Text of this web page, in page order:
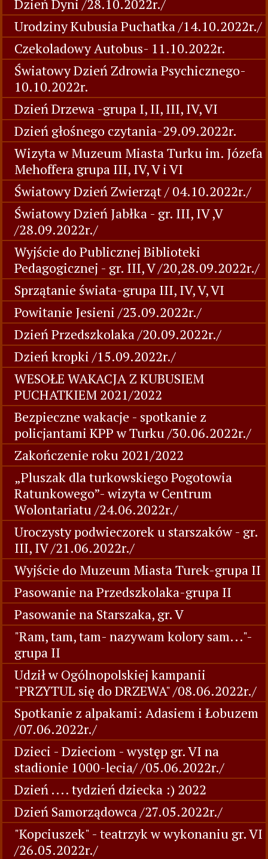
Dzień Dyni /28.10.2022r./
Urodziny Kubusia Puchatka /14.10.2022r./
Czekoladowy Autobus- 11.10.2022r.
Światowy Dzień Zdrowia Psychicznego-
10.10.2022r.
Dzień Drzewa -grupa I, II, III, IV, VI
Dzień głośnego czytania-29.09.2022r.
Wizyta w Muzeum Miasta Turku im. Józefa
Mehoffera grupa III, IV, V i VI
Światowy Dzień Zwierząt / 04.10.2022r./
Światowy Dzień Jabłka - gr. III, IV ,V
/28.09.2022r./
Wyjście do Publicznej Biblioteki
Pedagogicznej - gr. III, V /20,28.09.2022r./
Sprzątanie świata-grupa III, IV, V, VI
Powitanie Jesieni /23.09.2022r./
Dzień Przedszkolaka /20.09.2022r./
Dzień kropki /15.09.2022r./
WESOŁE WAKACJA Z KUBUSIEM
PUCHATKIEM 2021/2022
Bezpieczne wakacje - spotkanie z
policjantami KPP w Turku /30.06.2022r./
Zakończenie roku 2021/2022
„Pluszak dla turkowskiego Pogotowia
Ratunkowego”- wizyta w Centrum
Wolontariatu /24.06.2022r./
Uroczysty podwieczorek u starszaków - gr.
III, IV /21.06.2022r./
Wyjście do Muzeum Miasta Turek-grupa II
Pasowanie na Przedszkolaka-grupa II
Pasowanie na Starszaka, gr. V
"Ram, tam, tam- nazywam kolory sam..."-
grupa II
Udził w Ogólnopolskiej kampanii
"PRZYTUL się do DRZEWA" /08.06.2022r./
Spotkanie z alpakami: Adasiem i Łobuzem
/07.06.2022r./
Dzieci - Dzieciom - występ gr. VI na
stadionie 1000-lecia/ /05.06.2022r./
Dzień .... tydzień dziecka :) 2022
Dzień Samorządowca /27.05.2022r./
"Kopciuszek" - teatrzyk w wykonaniu gr. VI
/26.05.2022r./